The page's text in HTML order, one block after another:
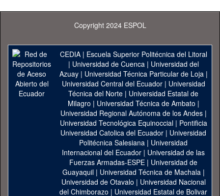
Copyright 2024 ESPOL
CEDIA| Escuela Superior Politécnica del Litoral
| Universidad de Cuenca| Universidad del
Azuay| Universidad Técnica Particular de Loja|
Universidad Central del Ecuador| Universidad
Técnica del Norte | Universidad Estatal de
Milagro | Universidad Técnica de Ambato |
Universidad Regional Autónoma de los Andes|
Universidad Tecnológica Equinoccial| Pontificia
Universidad Catolica del Ecuador | Universidad
Politécnica Salesiana | Universidad
Internacional del Ecuador | Universidad de las
Fuerzas Armadas-ESPE | Universidad de
Guayaquil| Universidad Técnica de Machala|
Universidad de Otavalo | Universidad Nacional
del Chimborazo | Universidad Estatal de Bolivar